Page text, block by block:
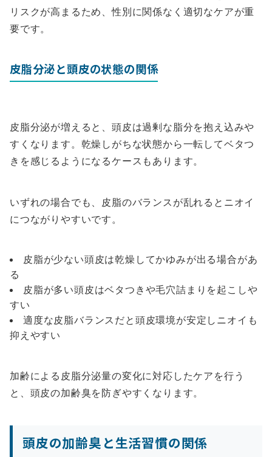
リスクが高まるため、性別に関係なく適切なケアが重
要です。
皮脂分泌と頭皮の状態の関係
皮脂分泌が増えると、頭皮は過剰な脂分を抱え込みや
すくなります。乾燥しがちな状態から一転してベタつ
きを感じるようになるケースもあります。
いずれの場合でも、皮脂のバランスが乱れるとニオイ
につながりやすいです。
皮脂が少ない頭皮は乾燥してかゆみが出る場合があ
る
皮脂が多い頭皮はベタつきや毛穴詰まりを起こしや
すい
適度な皮脂バランスだと頭皮環境が安定しニオイも
抑えやすい
加齢による皮脂分泌量の変化に対応したケアを行う
と、頭皮の加齢臭を防ぎやすくなります。
頭皮の加齢臭と生活習慣の関係